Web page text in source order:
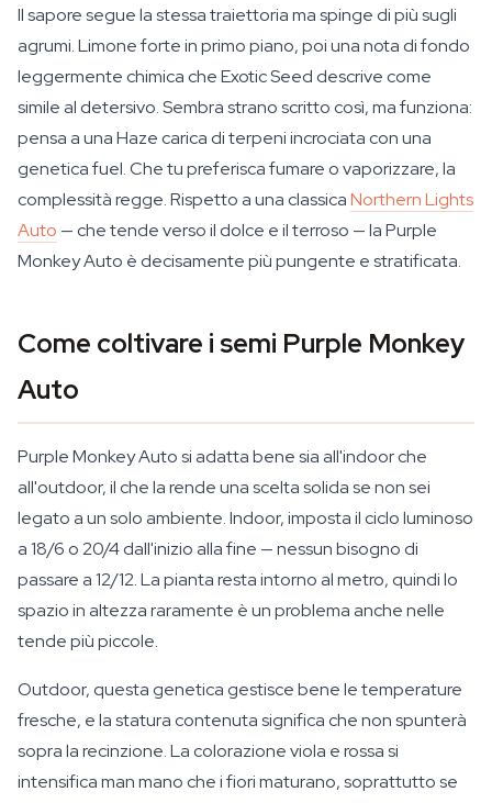
Il sapore segue la stessa traiettoria ma spinge di più sugli
agrumi. Limone forte in primo piano, poi una nota di fondo
leggermente chimica che Exotic Seed descrive come
simile al detersivo. Sembra strano scritto così, ma funziona:
pensa a una Haze carica di terpeni incrociata con una
genetica fuel. Che tu preferisca fumare o vaporizzare, la
complessità regge. Rispetto a una classicaNorthern Lights
Auto — che tende verso il dolce e il terroso — la Purple
Monkey Auto è decisamente più pungente e stratificata.
Come coltivare i semi Purple Monkey
Auto
Purple Monkey Auto si adatta bene sia all'indoor che
all'outdoor, il che la rende una scelta solida se non sei
legato a un solo ambiente. Indoor, imposta il ciclo luminoso
a 18/6 o 20/4 dall'inizio alla fine — nessun bisogno di
passare a 12/12. La pianta resta intorno al metro, quindi lo
spazio in altezza raramente è un problema anche nelle
tende più piccole.
Outdoor, questa genetica gestisce bene le temperature
fresche, e la statura contenuta significa che non spunterà
sopra la recinzione. La colorazione viola e rossa si
intensifica man mano che i fiori maturano, soprattutto se